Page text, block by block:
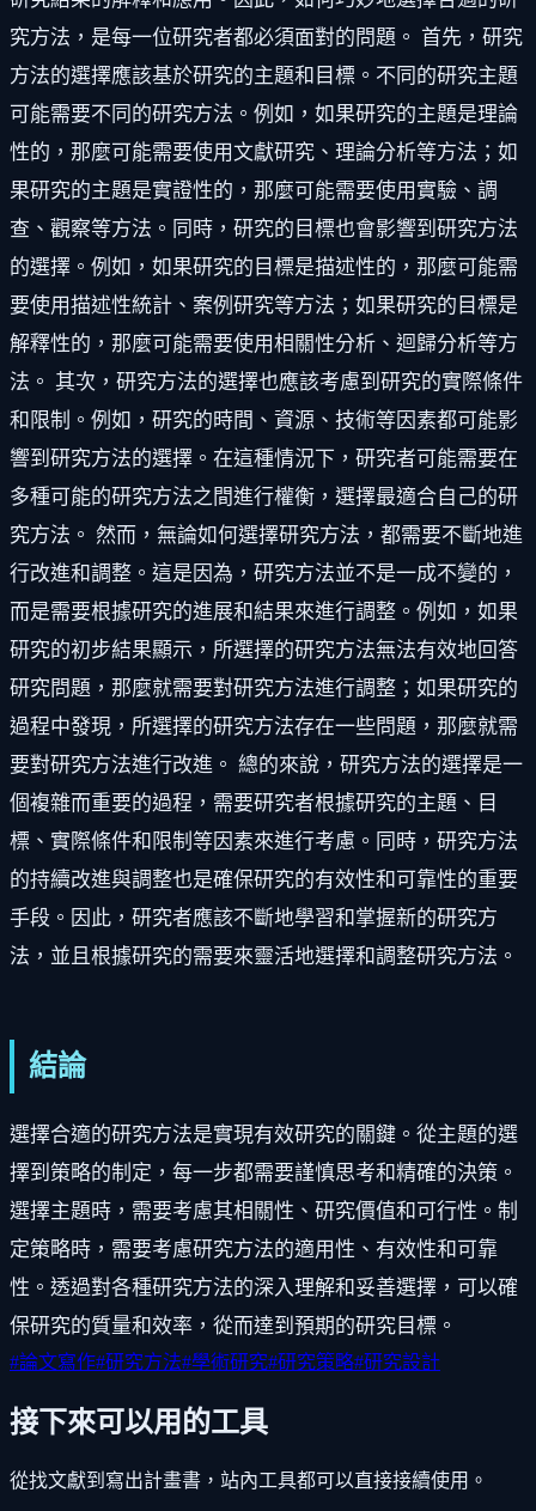
究方法，是每一位研究者都必須面對的問題。 首先，研究
方法的選擇應該基於研究的主題和目標。不同的研究主題
可能需要不同的研究方法。例如，如果研究的主題是理論
性的，那麼可能需要使用文獻研究、理論分析等方法；如
果研究的主題是實證性的，那麼可能需要使用實驗、調
查、觀察等方法。同時，研究的目標也會影響到研究方法
的選擇。例如，如果研究的目標是描述性的，那麼可能需
要使用描述性統計、案例研究等方法；如果研究的目標是
解釋性的，那麼可能需要使用相關性分析、迴歸分析等方
法。 其次，研究方法的選擇也應該考慮到研究的實際條件
和限制。例如，研究的時間、資源、技術等因素都可能影
響到研究方法的選擇。在這種情況下，研究者可能需要在
多種可能的研究方法之間進行權衡，選擇最適合自己的研
究方法。 然而，無論如何選擇研究方法，都需要不斷地進
行改進和調整。這是因為，研究方法並不是一成不變的，
而是需要根據研究的進展和結果來進行調整。例如，如果
研究的初步結果顯示，所選擇的研究方法無法有效地回答
研究問題，那麼就需要對研究方法進行調整；如果研究的
過程中發現，所選擇的研究方法存在一些問題，那麼就需
要對研究方法進行改進。 總的來說，研究方法的選擇是一
個複雜而重要的過程，需要研究者根據研究的主題、目
標、實際條件和限制等因素來進行考慮。同時，研究方法
的持續改進與調整也是確保研究的有效性和可靠性的重要
手段。因此，研究者應該不斷地學習和掌握新的研究方
法，並且根據研究的需要來靈活地選擇和調整研究方法。
結論
選擇合適的研究方法是實現有效研究的關鍵。從主題的選
擇到策略的制定，每一步都需要謹慎思考和精確的決策。
選擇主題時，需要考慮其相關性、研究價值和可行性。制
定策略時，需要考慮研究方法的適用性、有效性和可靠
性。透過對各種研究方法的深入理解和妥善選擇，可以確
保研究的質量和效率，從而達到預期的研究目標。
#論文寫作#研究方法#學術研究#研究策略#研究設計
接下來可以用的工具
從找文獻到寫出計畫書，站內工具都可以直接接續使用。